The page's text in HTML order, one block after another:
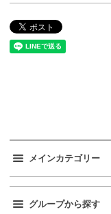
メインカテゴリー
グループから探す